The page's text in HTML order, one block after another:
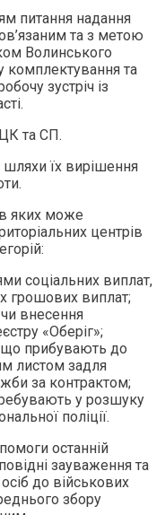
питання надання
та з метою
Волинського
комплектування та
зустріч із
та СП.
їх вирішення
яких може
центрів
соціальних виплат,
грошових виплат;
внесення
«Оберіг»;
що прибувають до
листом задля
за контрактом;
у розшуку
поліції.
останній
зауваження та
до військових
збору